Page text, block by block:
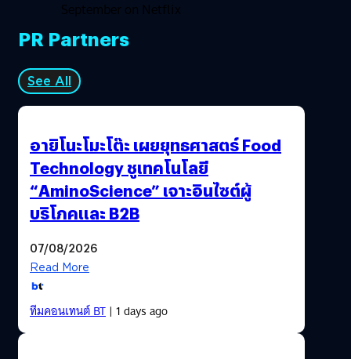
September on Netflix
PR Partners
See All
อายิโนะโมะโต๊ะ เผยยุทธศาสตร์ Food
Technology ชูเทคโนโลยี
“AminoScience” เจาะอินไซต์ผู้
บริโภคและ B2B
07/08/2026
Read More
ทีมคอนเทนต์ BT| 1 days ago